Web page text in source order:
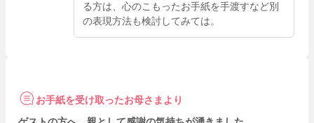
る方は、心のこもったお手紙を手渡すなど別
の表現方法も検討してみては。
お手紙を受け取ったお母さまより